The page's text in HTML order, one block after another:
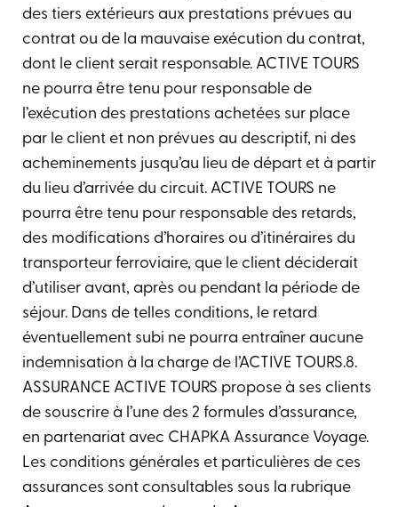
des tiers extérieurs aux prestations prévues au
contrat ou de la mauvaise exécution du contrat,
dont le client serait responsable. ACTIVE TOURS
ne pourra être tenu pour responsable de
l’exécution des prestations achetées sur place
par le client et non prévues au descriptif, ni des
acheminements jusqu’au lieu de départ et à partir
du lieu d’arrivée du circuit. ACTIVE TOURS ne
pourra être tenu pour responsable des retards,
des modifications d’horaires ou d’itinéraires du
transporteur ferroviaire, que le client déciderait
d’utiliser avant, après ou pendant la période de
séjour. Dans de telles conditions, le retard
éventuellement subi ne pourra entraîner aucune
indemnisation à la charge de l’ACTIVE TOURS.8.
ASSURANCE ACTIVE TOURS propose à ses clients
de souscrire à l’une des 2 formules d’assurance,
en partenariat avec CHAPKA Assurance Voyage.
Les conditions générales et particulières de ces
assurances sont consultables sous la rubrique